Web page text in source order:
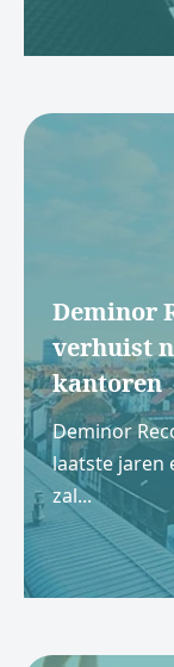
Deminor
verhuist
kantoren
Deminor
laatste jaren
zal...